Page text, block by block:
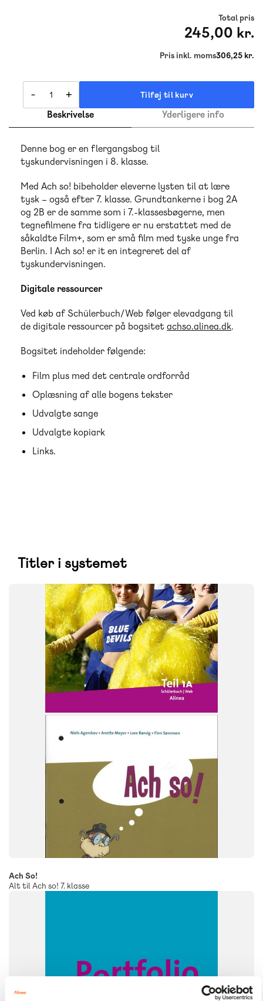
Total pris
245,00 kr.
Pris inkl. moms306,25 kr.
- + Tilføj til kurv
Beskrivelse Yderligere info
Denne bog er en flergangsbog til
tyskundervisningen i 8. klasse.
Med Ach so! bibeholder eleverne lysten til at lære
tysk – også efter 7. klasse. Grundtankerne i bog 2A
og 2B er de samme som i 7.-klassesbøgerne, men
tegnefilmene fra tidligere er nu erstattet med de
såkaldte Film+, som er små film med tyske unge fra
Berlin. I Ach so! er it en integreret del af
tyskundervisningen.
Digitale ressourcer
Ved køb af Schülerbuch/Web følger elevadgang til
de digitale ressourcer på bogsitet achso.alinea.dk.
Bogsitet indeholder følgende:
Film plus med det centrale ordforråd
Oplæsning af alle bogens tekster
Udvalgte sange
Udvalgte kopiark
Links.
Titler i systemet
SYSTEM
Ach So!
NIVEAU
7. klasse
Ach So!
Alt til Ach so! 7. klasse